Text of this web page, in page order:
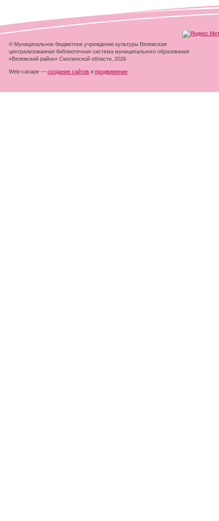
© Муниципальное бюджетное учреждение культуры Вяземская
централизованная библиотечная система муниципального образования
«Вяземский район» Смоленской области, 2026
Web-canape — создание сайтов и продвижение